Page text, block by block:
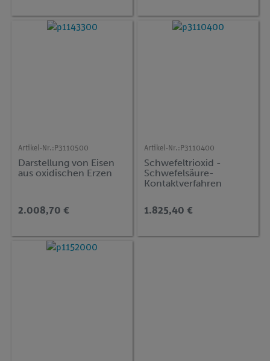
Artikel-Nr.: P3110500
Darstellung von Eisen
aus oxidischen Erzen
2.008,70 €
Artikel-Nr.: P3110400
Schwefeltrioxid -
Schwefelsäure-
Kontaktverfahren
1.825,40 €